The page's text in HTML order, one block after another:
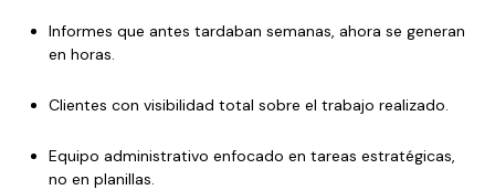
Informes que antes tardaban semanas, ahora se generan
en horas.
Clientes con visibilidad total sobre el trabajo realizado.
Equipo administrativo enfocado en tareas estratégicas,
no en planillas.